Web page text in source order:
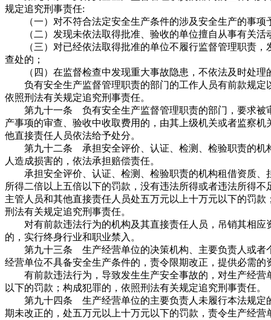
规定追究刑事责任:
（一）对不符合法定安全生产条件的涉及安全生产的事项
（二）发现未依法取得批准、验收的单位擅自从事有关活
（三）对已经依法取得批准的单位不履行监督管理职责，
查处的；
（四）在监督检查中发现重大事故隐患，不依法及时处理
负有安全生产监督管理职责的部门的工作人员有前款规定
依照刑法有关规定追究刑事责任。
第九十一条 负有安全生产监督管理职责的部门，要求被
产事项的审查、验收中收取费用的，由其上级机关或者监察
他直接责任人员依法给予处分。
第九十二条 承担安全评价、认证、检测、检验职责的机
人造成损害的，依法承担赔偿责任。
承担安全评价、认证、检测、检验职责的机构租借资质、
所得二倍以上五倍以下的罚款，没有违法所得或者违法所得
主管人员和其他直接责任人员处五万元以上十万元以下的罚
刑法有关规定追究刑事责任。
对有前款违法行为的机构及其直接责任人员，吊销其相应
的，实行终身行业和职业禁入。
第九十三条 生产经营单位的决策机构、主要负责人或者
经营单位不具备安全生产条件的，责令限期改正，提供必需
有前款违法行为，导致发生生产安全事故的，对生产经营
以下的罚款；构成犯罪的，依照刑法有关规定追究刑事责任。
第九十四条 生产经营单位的主要负责人未履行本法规定
期未改正的，处五万元以上十万元以下的罚款，责令生产经营